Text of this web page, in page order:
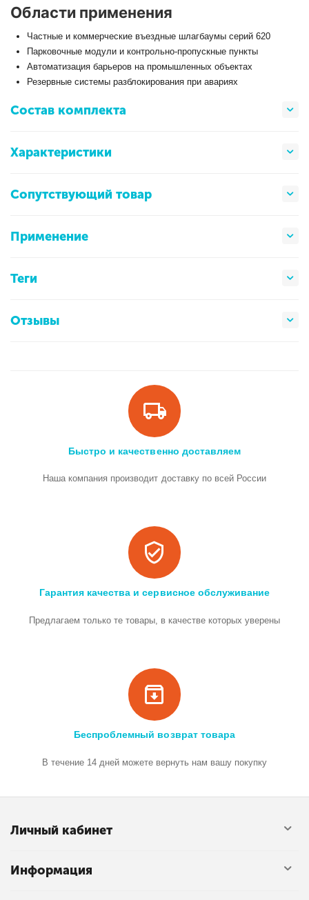
Области применения
Частные и коммерческие въездные шлагбаумы серий 620
Парковочные модули и контрольно-пропускные пункты
Автоматизация барьеров на промышленных объектах
Резервные системы разблокирования при авариях
Состав комплекта
Характеристики
Сопутствующий товар
Применение
Теги
Отзывы
Быстро и качественно доставляем
Наша компания производит доставку по всей России
Гарантия качества и сервисное обслуживание
Предлагаем только те товары, в качестве которых уверены
Беспроблемный возврат товара
В течение 14 дней можете вернуть нам вашу покупку
Личный кабинет
Информация